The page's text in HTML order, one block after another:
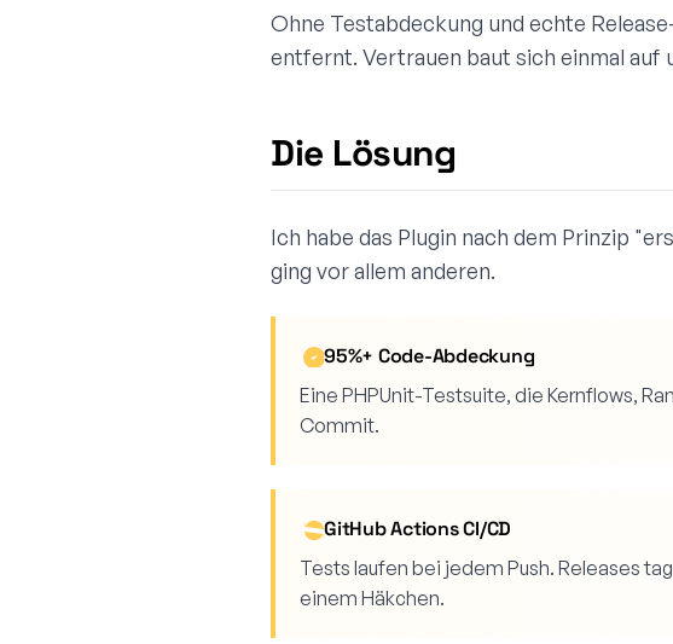
Ohne Testabdeckung und echte
entfernt. Vertrauen baut sich einmal auf
Die Lösung
Ich habe das Plugin nach dem Prinzip
ging vor allem anderen.
95%+ Code-Abdeckung
Eine PHPUnit-Testsuite, die Kernflows,
Commit.
GitHub Actions CI/CD
Tests laufen bei jedem Push. Releases
einem Häkchen.